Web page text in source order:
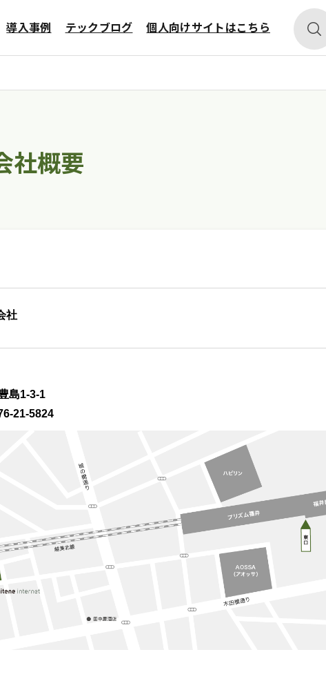
導入事例 テックブログ 個人向けサイトはこちら
社概要
社
島1-3-1
21-5824